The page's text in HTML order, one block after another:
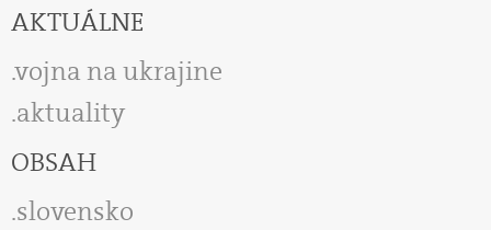
AKTUÁLNE
vojna na ukrajine
aktuality
OBSAH
slovensko